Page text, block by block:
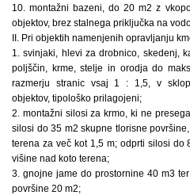
10. montažni bazeni, do 20 m2 z
objektov, brez stalnega priključka na
II. Pri objektih namenjenih opravljanju
1. svinjaki, hlevi za drobnico, skedenj,
poljščin, krme, stelje in orodja do
razmerju stranic vsaj 1 : 1,5, v
objektov, tipološko prilagojeni;
2. montažni silosi za krmo, ki ne
silosi do 35 m2 skupne tlorisne
terena za več kot 1,5 m; odprti silosi
višine nad koto terena;
3. gnojne jame do prostornine 40 m3
površine 20 m2;